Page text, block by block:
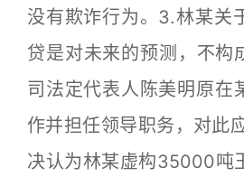
没有欺诈行为。3.林某关
贷是对未来的预测，不构
司法定代表人陈美明原在
作并担任领导职务，对此
决认为林某虚构35000吨